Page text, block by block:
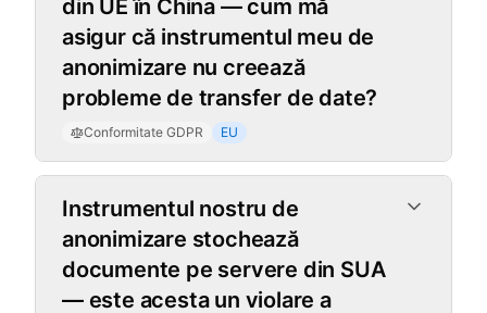
din UE în China — cum mă
asigur că instrumentul meu de
anonimizare nu creează
probleme de transfer de date?
Conformitate GDPR EU
Instrumentul nostru de
anonimizare stochează
documente pe servere din SUA
— este acesta un violare a